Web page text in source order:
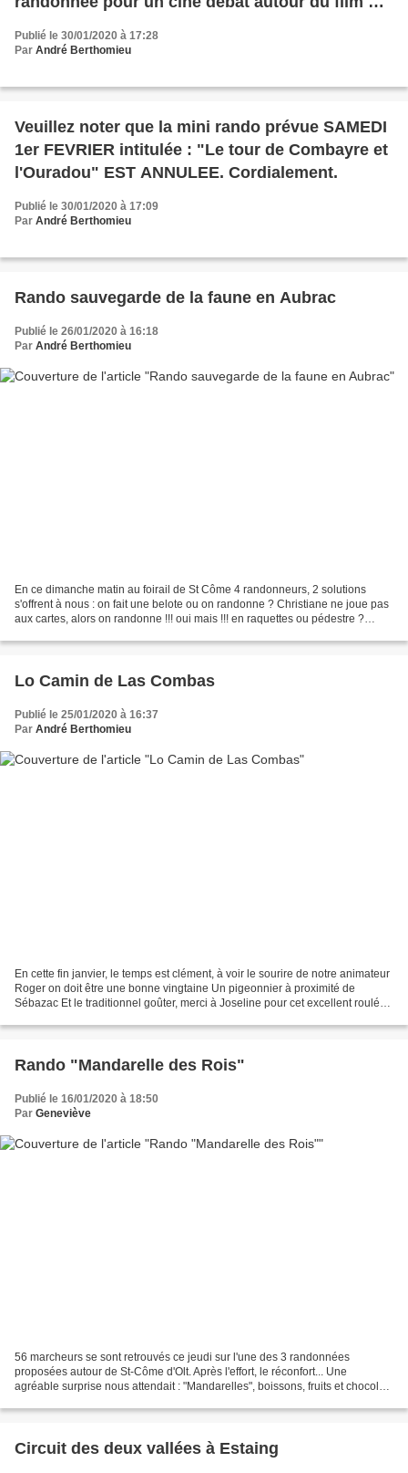
MAS.
Publié le 30/01/2020 à 17:28
Par André Berthomieu
Veuillez noter que la mini rando prévue SAMEDI
1er FEVRIER intitulée : "Le tour de Combayre et
l'Ouradou" EST ANNULEE. Cordialement.
Publié le 30/01/2020 à 17:09
Par André Berthomieu
Rando sauvegarde de la faune en Aubrac
Publié le 26/01/2020 à 16:18
Par André Berthomieu
En ce dimanche matin au foirail de St Côme 4 randonneurs, 2 solutions
s'offrent à nous : on fait une belote ou on randonne ? Christiane ne joue pas
aux cartes, alors on randonne !!! oui mais !!! en raquettes ou pédestre ?
Lo Camin de Las Combas
Publié le 25/01/2020 à 16:37
Par André Berthomieu
En cette fin janvier, le temps est clément, à voir le sourire de notre animateur
Roger on doit être une bonne vingtaine Un pigeonnier à proximité de
Sébazac Et le traditionnel goûter, merci à Joseline pour cet excellent roulé
Rando "Mandarelle des Rois"
Publié le 16/01/2020 à 18:50
Par Geneviève
56 marcheurs se sont retrouvés ce jeudi sur l'une des 3 randonnées
proposées autour de St-Côme d'Olt. Après l'effort, le réconfort... Une
agréable surprise nous attendait : "Mandarelles", boissons, fruits et chocolats
Circuit des deux vallées à Estaing